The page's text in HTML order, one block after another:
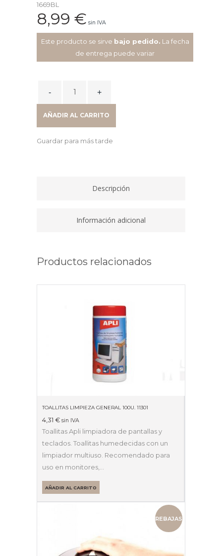
1669BL
8,99 € sin IVA
Este producto se sirve bajo pedido. La fecha
de entrega puede variar
ENCHUFES
SCHUKO
AÑADIR AL CARRITO
Guardar para más tarde
Descripción
Información adicional
Productos relacionados
TOALLITAS LIMPIEZA GENERAL 100U. 11301
4,31 € sin IVA
Toallitas Apli limpiadora de pantallas y
teclados. Toallitas humedecidas con un
limpiador multiuso. Recomendado para
uso en monitores,…
AÑADIR AL CARRITO
REBAJAS